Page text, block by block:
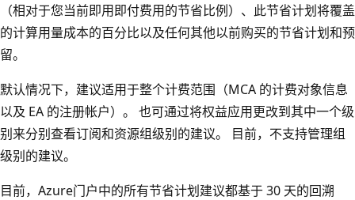
（相对于您当前即用即付费用的节省比例）、此节省计划将覆盖
的计算用量成本的百分比以及任何其他以前购买的节省计划和预
留。
默认情况下，建议适用于整个计费范围（MCA 的计费对象信息
以及 EA 的注册帐户）。 也可通过将权益应用更改到其中一个级
别来分别查看订阅和资源组级别的建议。 目前，不支持管理组
级别的建议。
目前，Azure门户中的所有节省计划建议都基于 30 天的回溯